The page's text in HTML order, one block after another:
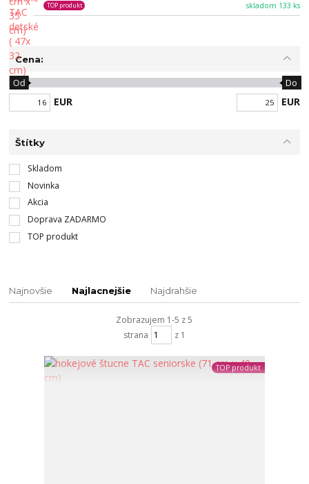
skladom 133 ks
TOP produkt
Cena:
EUR
Od Do
EUR
Štítky
Skladom
Novinka
Akcia
Doprava ZADARMO
TOP produkt
Najnovšie Najlacnejšie Najdrahšie
Zobrazujem 1-5 z 5
strana
z 1
TOP produkt